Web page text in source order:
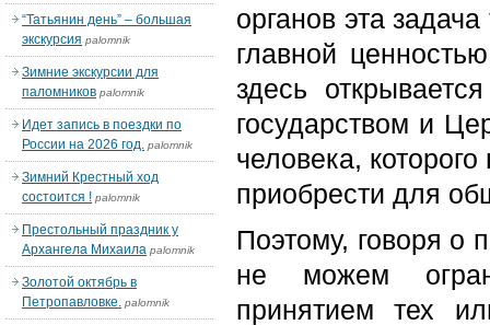
органов эта
главной
здесь
государством и
человека,
приобрести для
Поэтому, говоря о
не можем
принятием тех
“Татьянин день” – большая
экскурсия palomnik
Зимние экскурсии для
паломников palomnik
Идет запись в поездки по
России на 2026 год. palomnik
Зимний Крестный ход
состоится ! palomnik
Престольный праздник у
Архангела Михаила palomnik
Золотой октябрь в
Петропавловке. palomnik